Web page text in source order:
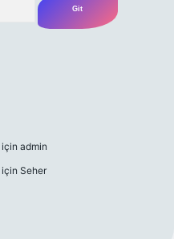
için admin
için Seher